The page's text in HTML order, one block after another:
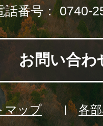
話番号： 0740-
お問い合わ
マップ
各